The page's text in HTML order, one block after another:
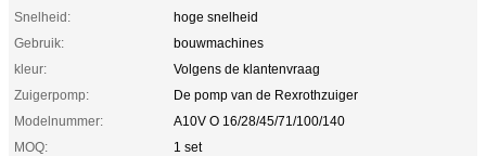
Snelheid:
hoge snelheid
Gebruik:
bouwmachines
kleur:
Volgens de klantenvraag
Zuigerpomp:
De pomp van de Rexrothzuiger
Modelnummer:
A10V O 16/28/45/71/100/140
MOQ:
1 set